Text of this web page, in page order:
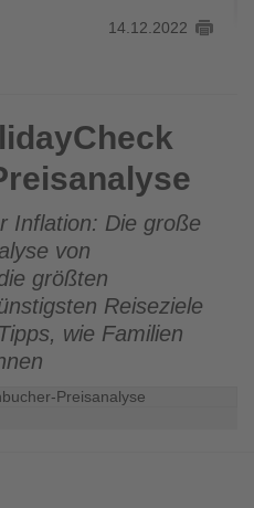
14.12.2022
Preisanalyse
Inflation: Die große
von
größten
Reiseziele
wie Familien